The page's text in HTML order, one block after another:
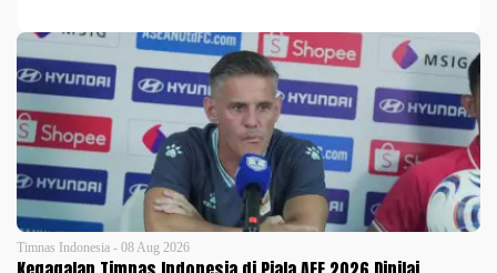
Timnas Indonesia - 08 Aug 2026